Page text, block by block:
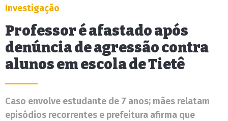
Investigação
Professor é afastado após
denúncia de agressão contra
alunos em escola de Tietê
Caso envolve estudante de 7 anos; mães relatam
episódios recorrentes e prefeitura afirma que